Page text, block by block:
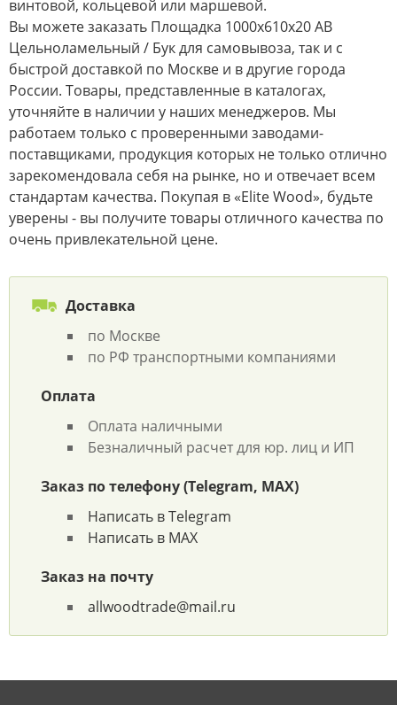
винтовой, кольцевой или маршевой.
Вы можете заказать Площадка 1000х610х20 АВ
Цельноламельный / Бук для самовывоза, так и с
быстрой доставкой по Москве и в другие города
России. Товары, представленные в каталогах,
уточняйте в наличии у наших менеджеров. Мы
работаем только с проверенными заводами-
поставщиками, продукция которых не только отлично
зарекомендовала себя на рынке, но и отвечает всем
стандартам качества. Покупая в «Elite Wood», будьте
уверены - вы получите товары отличного качества по
очень привлекательной цене.
Доставка
по Москве
по РФ транспортными компаниями
Оплата
Оплата наличными
Безналичный расчет для юр. лиц и ИП
Заказ по телефону (Telegram, MAX)
Написать в Telegram
Написать в MAX
Заказ на почту
allwoodtrade@mail.ru